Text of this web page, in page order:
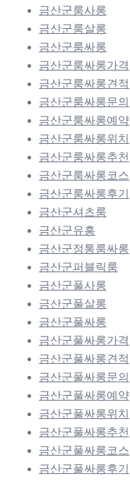
금산군룸사롱
금산군룸살롱
금산군룸싸롱
금산군룸싸롱가격
금산군룸싸롱견적
금산군룸싸롱문의
금산군룸싸롱예약
금산군룸싸롱위치
금산군룸싸롱추천
금산군룸싸롱코스
금산군룸싸롱후기
금산군셔츠룸
금산군유흥
금산군정통룸싸롱
금산군퍼블릭룸
금산군풀사롱
금산군풀살롱
금산군풀싸롱
금산군풀싸롱가격
금산군풀싸롱견적
금산군풀싸롱문의
금산군풀싸롱예약
금산군풀싸롱위치
금산군풀싸롱추천
금산군풀싸롱코스
금산군풀싸롱후기